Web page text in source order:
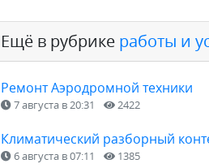
Ещё в рубрике работы и
Ремонт Аэродромной техники
7 августа в 20:31 2422
Климатический разборный
6 августа в 07:11 1385